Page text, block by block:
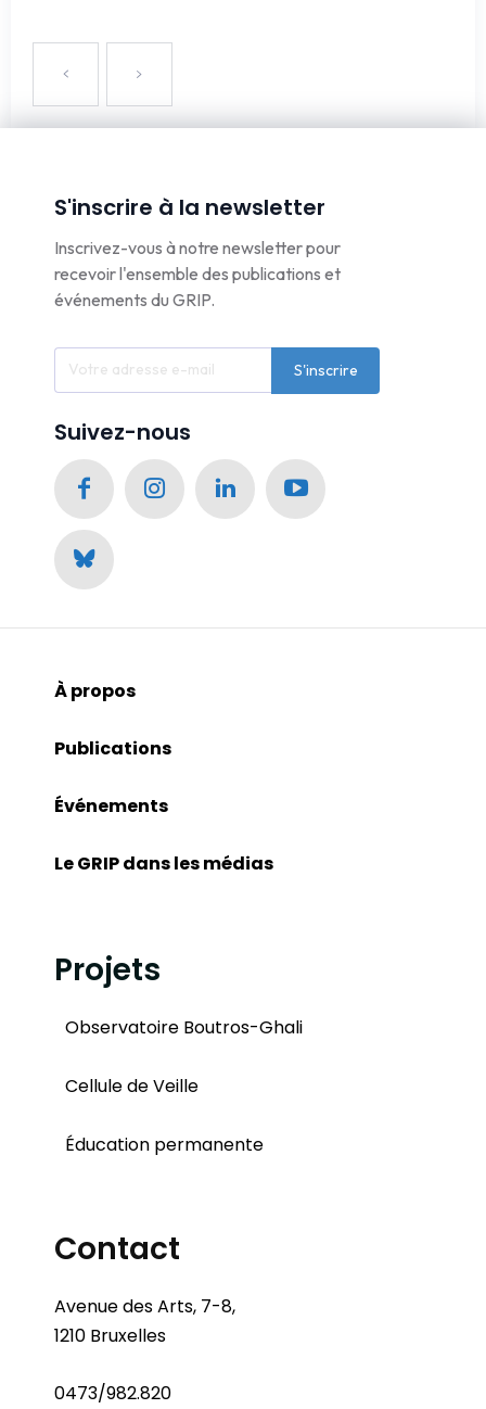
S'inscrire à la newsletter
Inscrivez-vous à notre newsletter pour
recevoir l'ensemble des publications et
événements du GRIP.
S'inscrire
Suivez-nous
À propos
Publications
Événements
Le GRIP dans les médias
Projets
Observatoire Boutros-Ghali
Cellule de Veille
Éducation permanente
Contact
Avenue des Arts, 7-8,
1210 Bruxelles
0473/982.820